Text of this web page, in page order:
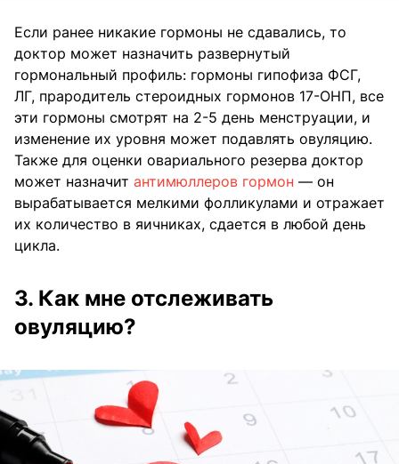
Если ранее никакие гормоны не сдавались, то
доктор может назначить развернутый
гормональный профиль: гормоны гипофиза ФСГ,
ЛГ, прародитель стероидных гормонов 17-ОНП, все
эти гормоны смотрят на 2-5 день менструации, и
изменение их уровня может подавлять овуляцию.
Также для оценки овариального резерва доктор
может назначит антимюллеров гормон — он
вырабатывается мелкими фолликулами и отражает
их количество в яичниках, сдается в любой день
цикла.
3. Как мне отслеживать
овуляцию?